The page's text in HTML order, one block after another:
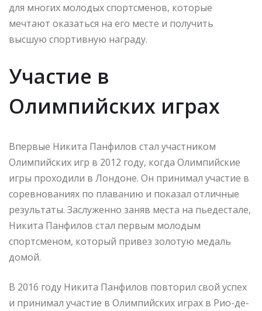
для многих молодых спортсменов, которые
мечтают оказаться на его месте и получить
высшую спортивную награду.
Участие в
Олимпийских играх
Впервые Никита Панфилов стал участником
Олимпийских игр в 2012 году, когда Олимпийские
игры проходили в Лондоне. Он принимал участие в
соревнованиях по плаванию и показал отличные
результаты. Заслуженно заняв места на пьедестале,
Никита Панфилов стал первым молодым
спортсменом, который привез золотую медаль
домой.
В 2016 году Никита Панфилов повторил свой успех
и принимал участие в Олимпийских играх в Рио-де-